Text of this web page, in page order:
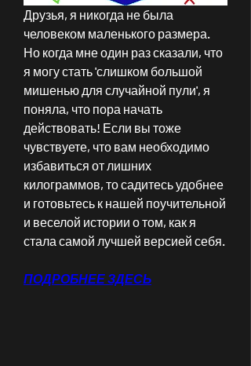
Друзья, я никогда не была
человеком маленького размера.
Но когда мне один раз сказали, что
я могу стать 'слишком большой
мишенью для случайной пули', я
поняла, что пора начать
действовать! Если вы тоже
чувствуете, что вам необходимо
избавиться от лишних
килограммов, то садитесь удобнее
и готовьтесь к нашей поучительной
и веселой истории о том, как я
стала самой лучшей версией себя.
ПОДРОБНЕЕ ЗДЕСЬ